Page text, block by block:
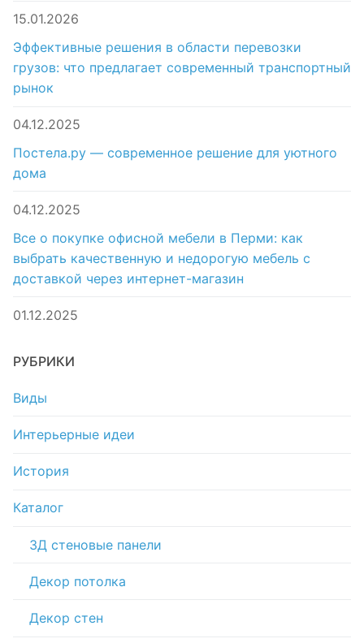
15.01.2026
Эффективные решения в области перевозки
грузов: что предлагает современный транспортный
рынок
04.12.2025
Постела.ру — современное решение для уютного
дома
04.12.2025
Все о покупке офисной мебели в Перми: как
выбрать качественную и недорогую мебель с
доставкой через интернет-магазин
01.12.2025
РУБРИКИ
Виды
Интерьерные идеи
История
Каталог
3Д стеновые панели
Декор потолка
Декор стен